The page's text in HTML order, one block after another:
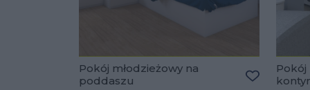
Pokój młodzieżowy na
poddaszu
Pokój